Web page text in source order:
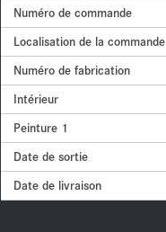
Numéro de commande
Localisation de la commande
Numéro de fabrication
Intérieur
Peinture 1
Date de sortie
Date de livraison